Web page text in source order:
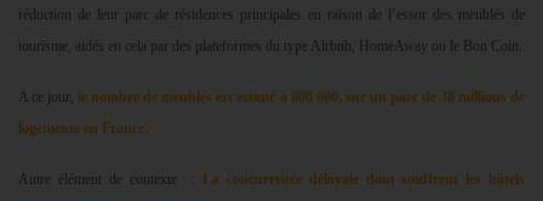
réduction de leur parc de résidences principales en raison de l’essor des meublés de
tourisme, aidés en cela par des plateformes du type Airbnb, HomeAway ou le Bon Coin.
A ce jour, le nombre de meublés est estimé à 800 000, sur un parc de 38 millions de
logements en France.
Autre élément de contexte :
La concurrence déloyale dont souffrent les hôtels